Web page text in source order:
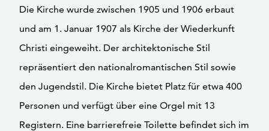
Die Kirche wurde zwischen 1905 und 1906 erbaut
und am 1. Januar 1907 als Kirche der Wiederkunft
Christi eingeweiht. Der architektonische Stil
repräsentiert den nationalromantischen Stil sowie
den Jugendstil. Die Kirche bietet Platz für etwa 400
Personen und verfügt über eine Orgel mit 13
Registern. Eine barrierefreie Toilette befindet sich im